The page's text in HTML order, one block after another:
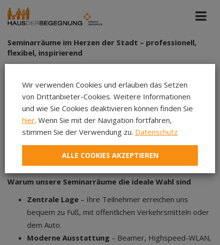
Seminarräume im Herzen der Stadt – professionell,
flexibel, inspirierend
Wenn Sie Seminarräume suchen, die Professionalität,
moderne Ausstattung und zentrale Lage vereinen, sind Sie
hier genau richtig. Unsere Räume bietenoptimale
Bedingungen für Workshops, Teammeetings,
Schulungen, Konferenzen und Fachtagungen– und das
mitten in der Stadt, perfekt erreichbar für Ihr Team und Ihre
Gäste.
Warum unsere Seminarräume die ideale Wahl sind
Zentrale Lage – Ihre Teilnehmer erreichen uns
bequem zu Fuß, mit öffentlichen Verkehrsmitteln oder
dem Auto.
Moderne Ausstattung – Beamer, Highspeed-WLAN,
Wir verwenden Cookies und erlauben das Setzen
von Drittanbieter-Cookies. Weitere Informationen
und wie Sie Cookies deaktivieren können finden Sie
hier. Wenn Sie mit der Navigation fortfahren,
stimmen Sie der Verwendung zu. Datenschutz
ALLE COOKIES AKZEPTIEREN